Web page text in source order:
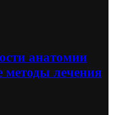
анатомии
методы лечения